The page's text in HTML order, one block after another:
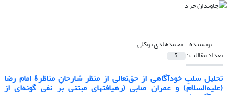
نویسنده =محمدهادی توکلی
تعداد مقالات: 5
تحلیل سلبِ خودآگاهی از حق‌تعالی از منظر شارحانِ مناظرۀ امام رضا
(علیه‌السلام) و عمران صابی (رهیافتهای مبتنی بر نفی گونه‌ای از